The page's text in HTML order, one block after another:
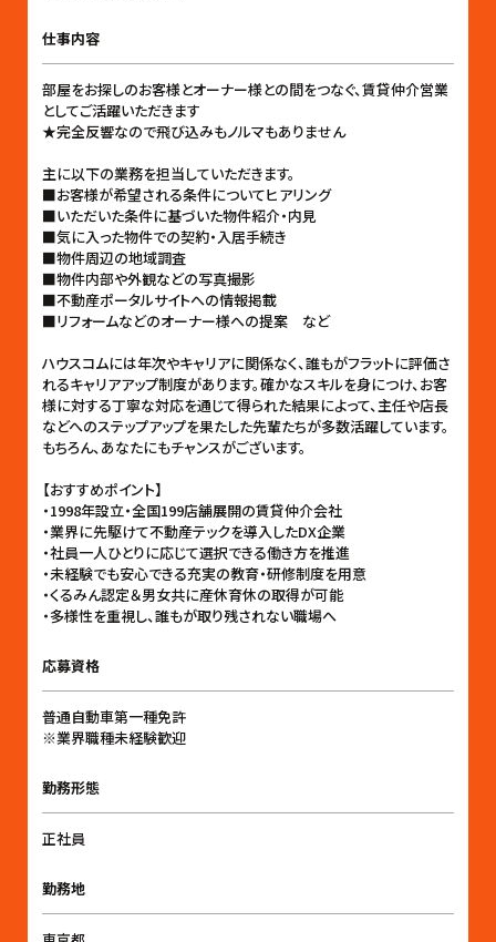
仕事内容
部屋をお探しのお客様とオーナー様との間をつなぐ、賃貸仲介営業
としてご活躍いただきます
★完全反響なので飛び込みもノルマもありません
主に以下の業務を担当していただきます。
■お客様が希望される条件についてヒアリング
■いただいた条件に基づいた物件紹介・内見
■気に入った物件での契約・入居手続き
■物件周辺の地域調査
■物件内部や外観などの写真撮影
■不動産ポータルサイトへの情報掲載
■リフォームなどのオーナー様への提案 など
ハウスコムには年次やキャリアに関係なく、誰もがフラットに評価さ
れるキャリアアップ制度があります。確かなスキルを身につけ、お客
様に対する丁寧な対応を通じて得られた結果によって、主任や店長
などへのステップアップを果たした先輩たちが多数活躍しています。
もちろん、あなたにもチャンスがございます。
【おすすめポイント】
・1998年設立・全国199店舗展開の賃貸仲介会社
・業界に先駆けて不動産テックを導入したDX企業
・社員一人ひとりに応じて選択できる働き方を推進
・未経験でも安心できる充実の教育・研修制度を用意
・くるみん認定＆男女共に産休育休の取得が可能
・多様性を重視し、誰もが取り残されない職場へ
応募資格
普通自動車第一種免許
※業界職種未経験歓迎
勤務形態
正社員
勤務地